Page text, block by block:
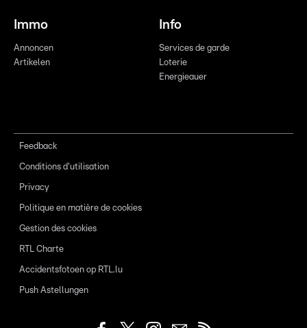
Immo
Annoncen
Artikelen
Info
Services de garde
Loterie
Energieauer
Feedback
Conditions d'utilisation
Privacy
Politique en matière de cookies
Gestion des cookies
RTL Charte
Accidentsfotoen op RTL.lu
Push Astellungen